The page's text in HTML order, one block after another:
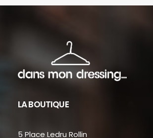
LA BOUTIQUE
5 Place Ledru Rollin